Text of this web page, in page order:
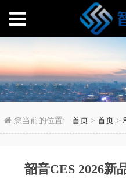
韶音CES
您当前的位置:首页 >首页 >
韶音CES 2026新